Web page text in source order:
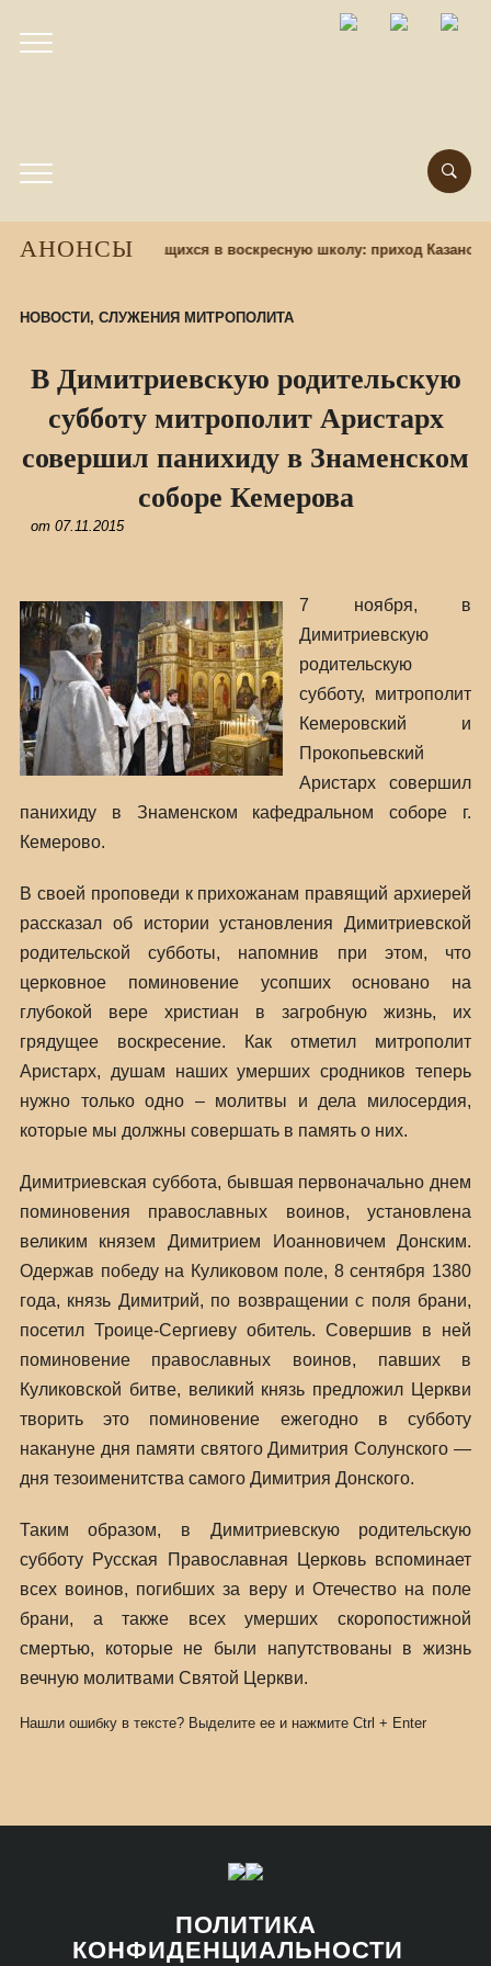
АНОНСЫ
назад Набор учащихся в воскресную школу: приход
НОВОСТИ , СЛУЖЕНИЯ МИТРОПОЛИТА
В Димитриевскую родительскую
субботу митрополит Аристарх
совершил панихиду в Знаменском
соборе Кемерова
от 07.11.2015
7 ноября, в
Димитриевскую
родительскую
субботу, митрополит
Кемеровский и
Прокопьевский
Аристарх совершил
панихиду в Знаменском кафедральном соборе г.
Кемерово.
В своей проповеди к прихожанам правящий архиерей
рассказал об истории установления Димитриевской
родительской субботы, напомнив при этом, что
церковное поминовение усопших основано на
глубокой вере христиан в загробную жизнь, их
грядущее воскресение. Как отметил митрополит
Аристарх, душам наших умерших сродников теперь
нужно только одно – молитвы и дела милосердия,
которые мы должны совершать в память о них.
Димитриевская суббота, бывшая первоначально днем
поминовения православных воинов, установлена
великим князем Димитрием Иоанновичем Донским.
Одержав победу на Куликовом поле, 8 сентября 1380
года, князь Димитрий, по возвращении с поля брани,
посетил Троице-Сергиеву обитель. Совершив в ней
поминовение православных воинов, павших в
Куликовской битве, великий князь предложил Церкви
творить это поминовение ежегодно в субботу
накануне дня памяти святого Димитрия Солунского —
дня тезоименитства самого Димитрия Донского.
Таким образом, в Димитриевскую родительскую
субботу Русская Православная Церковь вспоминает
всех воинов, погибших за веру и Отечество на поле
брани, а также всех умерших скоропостижной
смертью, которые не были напутствованы в жизнь
вечную молитвами Святой Церкви.
Нашли ошибку в тексте? Выделите ее и нажмите Ctrl + Enter
ПОЛИТИКА
КОНФИДЕНЦИАЛЬНОСТИ